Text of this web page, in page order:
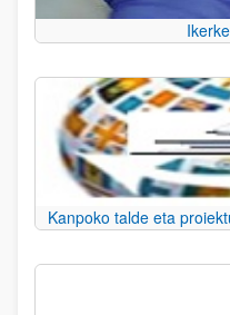
Kanpoko talde eta